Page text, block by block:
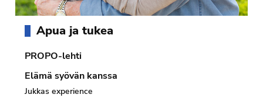
Ensisijainen
sivupalkki
Apua ja tukea
PROPO-lehti
Elämä syövän kanssa
Jukkas experience